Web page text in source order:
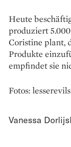
Heute
produziert
Coristine plant,
Produkte
empfindet sie
Fotos:
Vanessa